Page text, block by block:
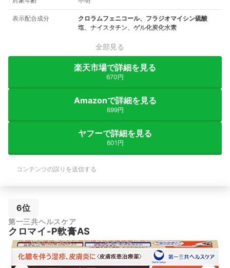
表示配合成分
クロラムフェニコール、フラジオマイシン硫酸
塩、ナイスタチン、ゲル化炭化水素
全部見る
楽天市場で詳細を見る
670円
Amazonで詳細を見る
699円
ヤフーで詳細を見る
601円
コンテンツの誤りを送信する
6位
第一三共ヘルスケア
クロマイ-P軟膏AS